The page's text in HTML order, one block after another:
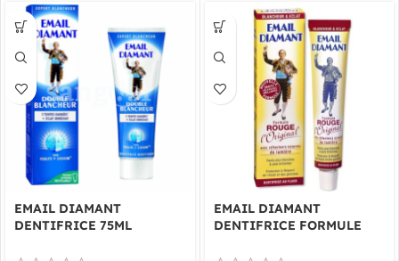
EMAIL DIAMANT
DENTIFRICE 75ML
EMAIL DIAMANT
DENTIFRICE FORMULE